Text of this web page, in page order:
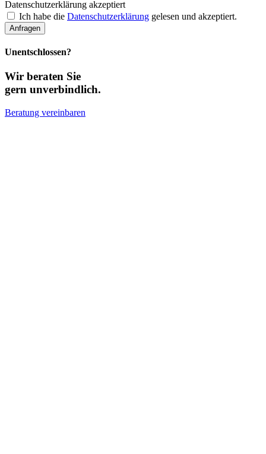
Datenschutzerklärung akzeptiert
Ich habe die Datenschutzerklärung gelesen und akzeptiert.
Anfragen
Unentschlossen?
Wir beraten Sie
gern unverbindlich.
Beratung vereinbaren